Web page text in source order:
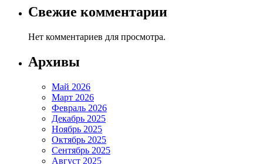
Свежие комментарии
Нет комментариев для просмотра.
Архивы
Май 2026
Март 2026
Февраль 2026
Декабрь 2025
Ноябрь 2025
Октябрь 2025
Сентябрь 2025
Август 2025